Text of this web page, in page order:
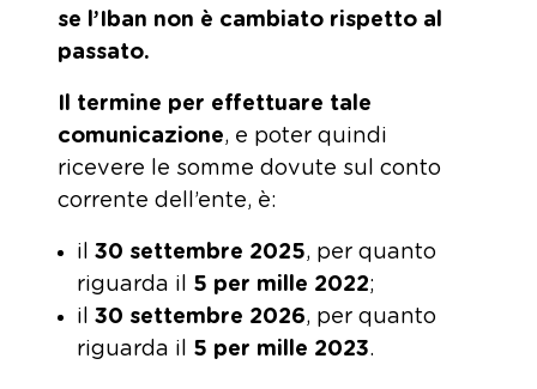
se l’Iban non è cambiato rispetto al
passato.
Il termine per effettuare tale
comunicazione, e poter quindi
ricevere le somme dovute sul conto
corrente dell’ente, è:
il 30 settembre 2025, per quanto
riguarda il 5 per mille 2022;
il 30 settembre 2026, per quanto
riguarda il 5 per mille 2023.